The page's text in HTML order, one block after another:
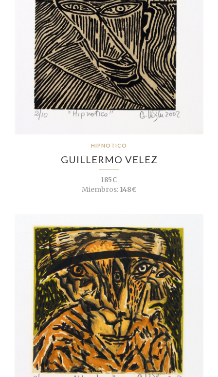
HIPNOTICO
GUILLERMO VELEZ
185€
Miembros:148€